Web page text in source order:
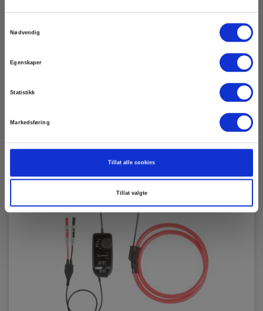
Nødvendig
Egenskaper
Statistikk
Markedsføring
Tillat alle cookies
Tillat valgte
360 g